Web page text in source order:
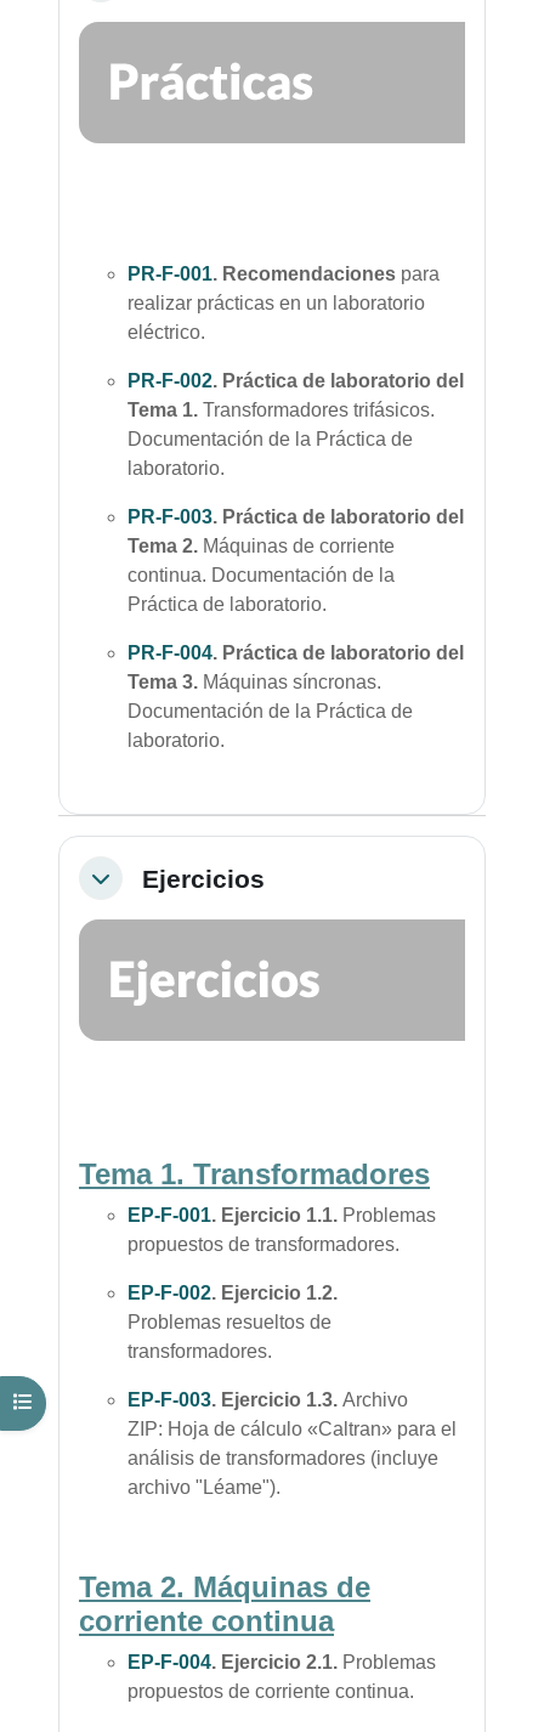
Abrir índice del curso
PR-F-001. Recomendaciones para
realizar prácticas en un laboratorio
eléctrico.
PR-F-002. Práctica de laboratorio del
Tema 1. Transformadores trifásicos.
Documentación de la Práctica de
laboratorio.
PR-F-003. Práctica de laboratorio del
Tema 2. Máquinas de corriente
continua. Documentación de la
Práctica de laboratorio.
PR-F-004. Práctica de laboratorio del
Tema 3. Máquinas síncronas.
Documentación de la Práctica de
laboratorio.
ColapsarEjercicios
Tema 1. Transformadores
EP-F-001. Ejercicio 1.1. Problemas
propuestos de transformadores.
EP-F-002. Ejercicio 1.2.
Problemas resueltos de
transformadores.
EP-F-003. Ejercicio 1.3. Archivo
ZIP: Hoja de cálculo «Caltran» para el
análisis de transformadores (incluye
archivo "Léame").
Tema 2. Máquinas de
corriente continua
EP-F-004. Ejercicio 2.1. Problemas
propuestos de corriente continua.